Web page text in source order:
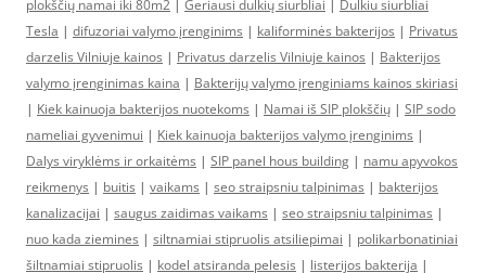
plokščių namai iki 80m2 | Geriausi dulkių siurbliai | Dulkiu siurbliai
Tesla | difuzoriai valymo įrenginims | kaliforminės bakterijos | Privatus
darzelis Vilniuje kainos | Privatus darzelis Vilniuje kainos | Bakterijos
valymo įrenginimas kaina | Bakterijų valymo įrenginiams kainos skiriasi
| Kiek kainuoja bakterijos nuotekoms | Namai iš SIP plokščių | SIP sodo
nameliai gyvenimui | Kiek kainuoja bakterijos valymo įrenginims |
Dalys viryklėms ir orkaitėms | SIP panel hous building | namu apyvokos
reikmenys | buitis | vaikams | seo straipsniu talpinimas | bakterijos
kanalizacijai | saugus zaidimas vaikams | seo straipsniu talpinimas |
nuo kada ziemines | siltnamiai stipruolis atsiliepimai | polikarbonatiniai
šiltnamiai stipruolis | kodel atsiranda pelesis | listerijos bakterija |